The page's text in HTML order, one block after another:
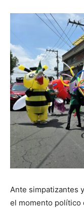
Ante simpatizantes
el momento político